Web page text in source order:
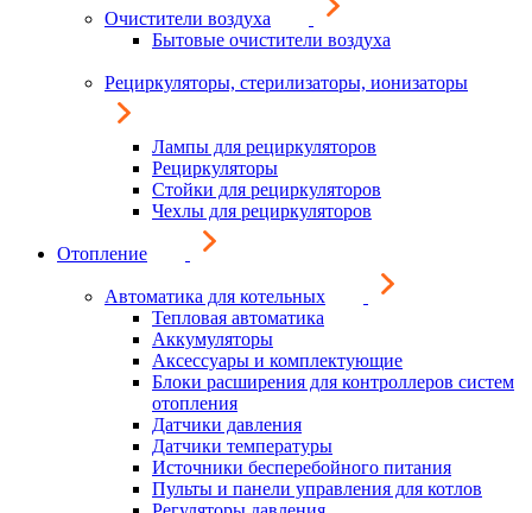
Очистители воздуха
Бытовые очистители воздуха
Рециркуляторы, стерилизаторы, ионизаторы
Лампы для рециркуляторов
Рециркуляторы
Стойки для рециркуляторов
Чехлы для рециркуляторов
Отопление
Автоматика для котельных
Тепловая автоматика
Аккумуляторы
Аксессуары и комплектующие
Блоки расширения для контроллеров систем
отопления
Датчики давления
Датчики температуры
Источники бесперебойного питания
Пульты и панели управления для котлов